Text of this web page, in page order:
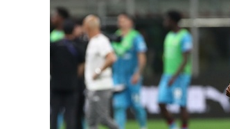
Іспанія. Ла Ліга
Ще Турніри >>>
Таблиці
Чемпіонат Світу.
Таблиця УПЛ
Перша Ліга
Таблиця АПЛ
Таблиця Ла Ліги